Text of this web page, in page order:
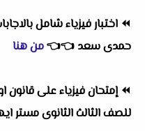
⏪
حمدى سعد 👈
👈من هنا
⏪إمتحان فيزياء على قانون
للصف الثالث الثانوى مستر